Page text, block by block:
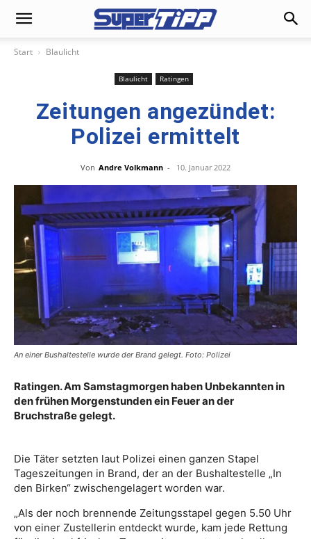
Start Blaulicht
Blaulicht Ratingen
Zeitungen angezündet:
Polizei ermittelt
Von Andre Volkmann - 10. Januar 2022
An einer Bushaltestelle wurde der Brand gelegt. Foto: Polizei
Ratingen. Am Samstagmorgen haben Unbekannten in
den frühen Morgenstunden ein Feuer an der
Bruchstraße gelegt.
Die Täter setzten laut Polizei einen ganzen Stapel
Tageszeitungen in Brand, der an der Bushaltestelle „In
den Birken“ zwischengelagert worden war.
„Als der noch brennende Zeitungsstapel gegen 5.50 Uhr
von einer Zustellerin entdeckt wurde, kam jede Rettung